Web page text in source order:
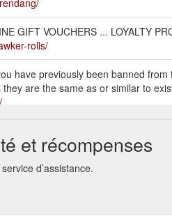
GIFT VOUCHERS ... LOYALTY
rolls/
have previously been banned from
are the same as or similar to
GIFT VOUCHERS ... LOYALTY
LOYALTY REWARDS EVERY
et récompenses
d’assistance.